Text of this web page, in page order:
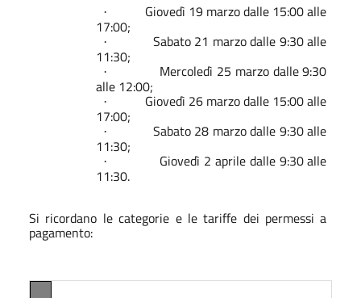
· Giovedì 19 marzo dalle 15:00 alle
17:00;
· Sabato 21 marzo dalle 9:30 alle
11:30;
· Mercoledì 25 marzo dalle 9:30
alle 12:00;
· Giovedì 26 marzo dalle 15:00 alle
17:00;
· Sabato 28 marzo dalle 9:30 alle
11:30;
· Giovedì 2 aprile dalle 9:30 alle
11:30.
Si ricordano le categorie e le tariffe dei permessi a
pagamento: